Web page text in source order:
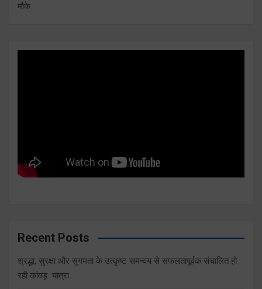
मौके…
Recent Posts
श्रद्धा, सुरक्षा और सुगमता के उत्कृष्ट समन्वय से सफलतापूर्वक संचालित हो
रही कांवड़ यात्रा